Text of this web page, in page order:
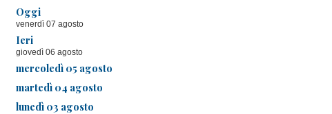
Oggi
venerdì 07 agosto
Ieri
giovedì 06 agosto
mercoledì 05 agosto
martedì 04 agosto
lunedì 03 agosto